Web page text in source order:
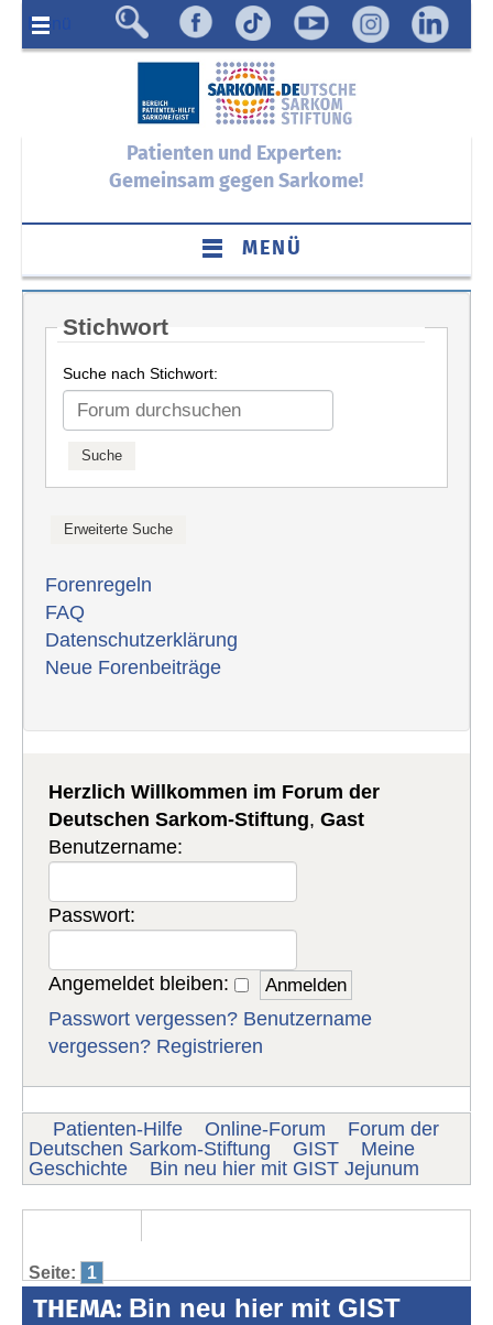
Menü
Patienten und Experten:
Gemeinsam gegen Sarkome!
MENÜ
Stichwort
Suche nach Stichwort:
Forenregeln
FAQ
Datenschutzerklärung
Neue Forenbeiträge
Herzlich Willkommen im Forum der
Deutschen Sarkom-Stiftung,Gast
Benutzername:
Passwort:
Angemeldet bleiben:
Passwort vergessen? Benutzername
vergessen? Registrieren
Patienten-Hilfe Online-Forum
Forum der
Deutschen Sarkom-Stiftung
GIST
Meine
Geschichte
Bin neu hier mit GIST Jejunum
Seite: 1
THEMA: Bin neu hier mit GIST